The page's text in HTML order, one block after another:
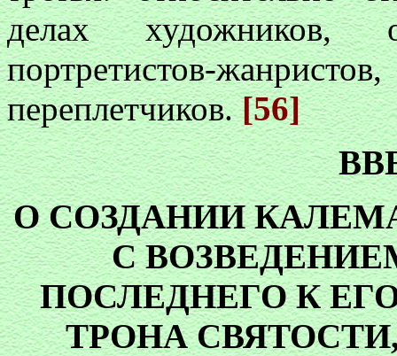
делах художников,
портретистов-
переплетчиков.[56]
О СОЗДАНИИ
С
ПОСЛЕДНЕГО К
ТРОНА